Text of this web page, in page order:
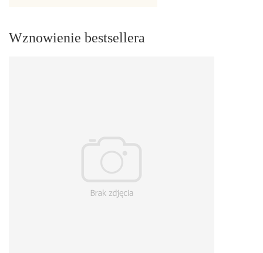
Wznowienie bestsellera